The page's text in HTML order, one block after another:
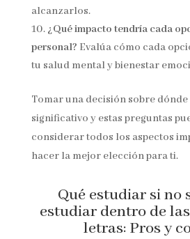
alcanzarlos.
¿Qué impacto tendría cada
personal? Evalúa cómo cada
tu salud mental y bienestar
Tomar una decisión sobre dónde
significativo y estas preguntas
considerar todos los aspectos
hacer la mejor elección para ti.
Qué estudiar si no
estudiar dentro de
letras: Pros y